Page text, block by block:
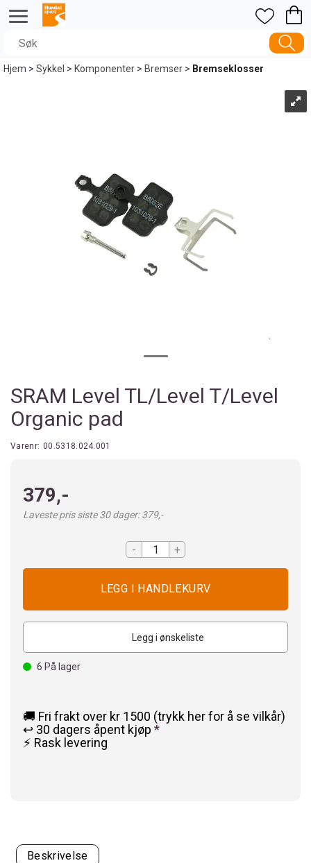
Hjem>Sykkel >Komponenter>Bremser> Bremseklosser
SRAM Level TL/Level T/Level
Organic pad
Varenr: 00.5318.024.001
379,-
Laveste pris siste 30 dager: 379,-
- +
Legg i ønskeliste
6 På lager
🚚 Fri frakt over kr 1500 (trykk her for å se vilkår)
↩️ 30 dagers åpent kjøp *
⚡ Rask levering
Beskrivelse